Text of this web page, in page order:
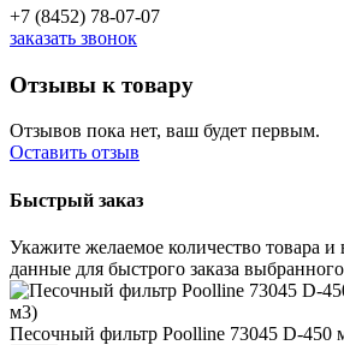
+7 (8452) 78-07-07
заказать звонок
Отзывы к товару
Отзывов пока нет, ваш будет первым.
Оставить отзыв
Быстрый заказ
Укажите желаемое количество товара
данные для быстрого заказа
Песочный фильтр Poolline 73045 D-450